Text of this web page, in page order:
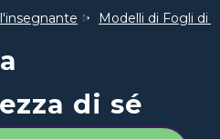
Modelli di Fogli di
di sé